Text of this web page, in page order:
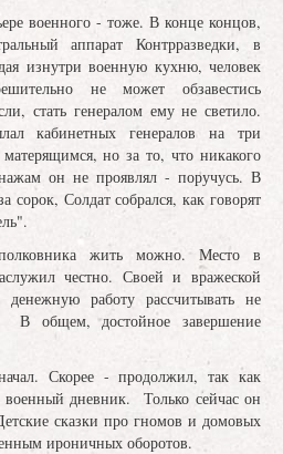
военного - тоже. В конце концов,
аппарат Контрразведки, в
изнутри военную кухню, человек
не может обзавестись
стать генералом ему не светило.
кабинетных генералов на три
но за то, что никакого
он не проявлял - поручусь. В
сорок, Солдат собрался, как говорят
жить можно. Место в
честно. Своей и вражеской
работу рассчитывать не
общем, достойное завершение
Скорее - продолжил, так как
дневник. Только сейчас он
сказки про гномов и домовых
ироничных оборотов.